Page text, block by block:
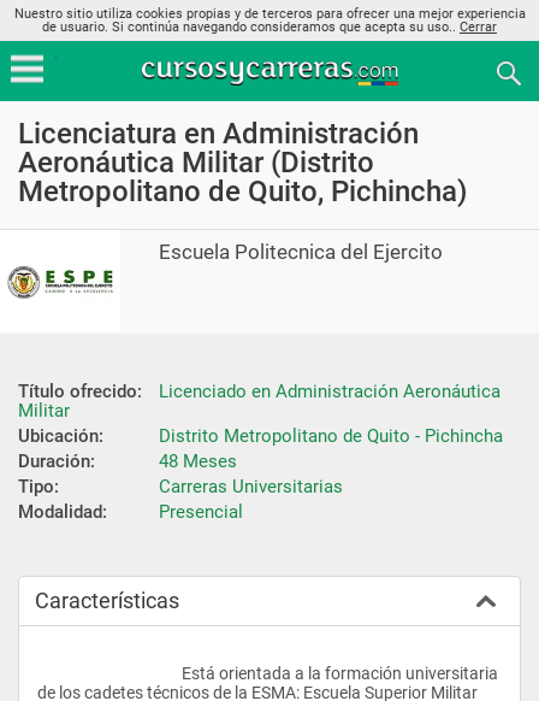
Nuestro sitio utiliza cookies propias y de terceros para ofrecer una mejor experiencia
de usuario. Si continúa navegando consideramos que acepta su uso.. Cerrar
Licenciatura en Administración
Aeronáutica Militar (Distrito
Metropolitano de Quito, Pichincha)
Escuela Politecnica del Ejercito
Título ofrecido:
Licenciado en Administración Aeronáutica
Militar
Ubicación:
Distrito Metropolitano de Quito - Pichincha
Duración:
48 Meses
Tipo:
Carreras Universitarias
Modalidad:
Presencial
Características
de los cadetes técnicos de la ESMA: Escuela Superior Militar